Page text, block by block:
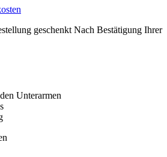
geschenkt Nach Bestätigung Ihrer
Unterarmen